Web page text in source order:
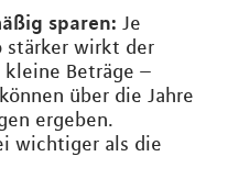
sparen: Je
stärker wirkt der
Beträge –
über die Jahre
ergeben.
wichtiger als die